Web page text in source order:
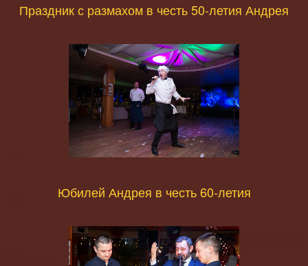
Праздник с размахом в честь 50-летия Андрея
Юбилей Андрея в честь 60-летия